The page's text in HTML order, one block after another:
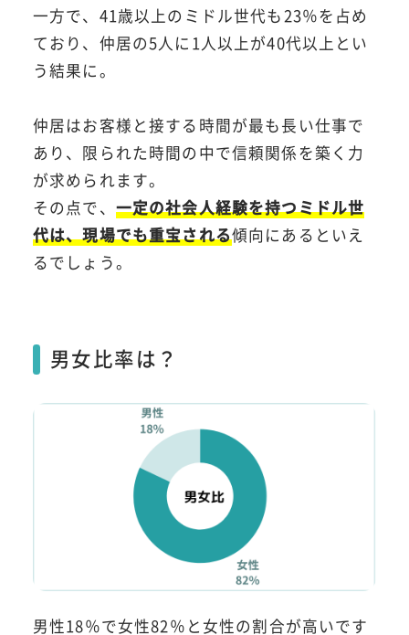
一方で、41歳以上のミドル世代も23％を占め
ており、仲居の5人に1人以上が40代以上とい
う結果に。
仲居はお客様と接する時間が最も長い仕事で
あり、限られた時間の中で信頼関係を築く力
が求められます。
その点で、 一定の社会人経験を持つミドル世
代は、現場でも重宝される傾向にあるといえ
るでしょう。
男女比率は？
男性18％で女性82％と女性の割合が高いです